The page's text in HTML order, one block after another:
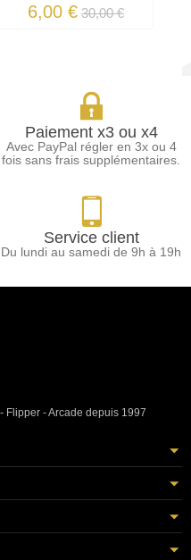
6,00 € 30,00 €
Paiement x3 ou x4
Avec PayPal régler en 3x ou 4
fois sans frais supplémentaires.
Service client
Du lundi au samedi de 9h à 19h
Flipper - Arcade depuis 1997